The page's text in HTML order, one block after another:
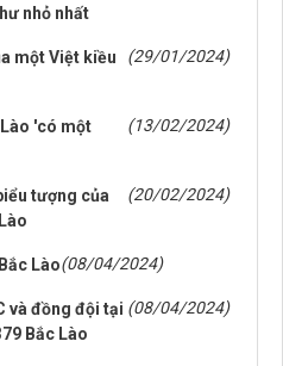
nhỏ nhất
một Việt kiều
(29/01/2024)
'có một
(13/02/2024)
tượng của
(20/02/2024)
Lào(08/04/2024)
và đồng đội tại
Bắc Lào
(08/04/2024)